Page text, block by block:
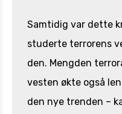
Samtidig var dette
studerte terrorens
den. Mengden
vesten økte også
den nye trenden –